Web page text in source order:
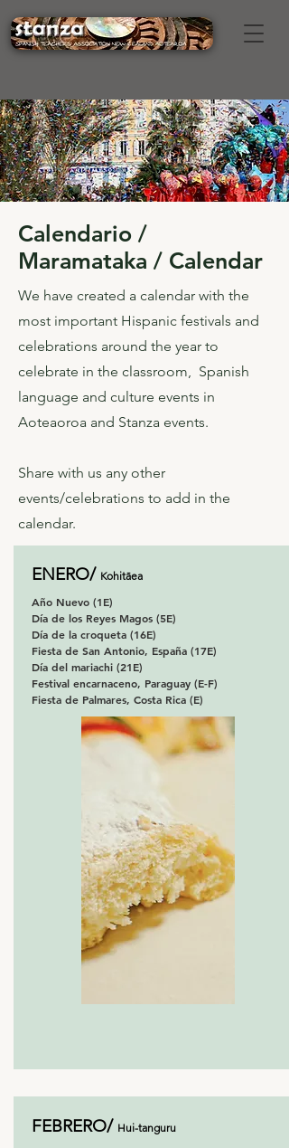
Calendario /
Maramataka / Calendar
We have created a calendar with the
most important Hispanic festivals and
celebrations around the year to
celebrate in the classroom, Spanish
language and culture events in
Aoteaoroa and Stanza events.
Share with us any other
events/celebrations to add in the
calendar.
ENERO/ Kohitāea
Año Nuevo (1E)
Día de los Reyes Magos (5E)
Día de la croqueta (16E)
Fiesta de San Antonio, España (17E)
Día del mariachi (21E)
Festival encarnaceno, Paraguay (E-F)
Fiesta de Palmares, Costa Rica (E)
FEBRERO/ Hui-tanguru